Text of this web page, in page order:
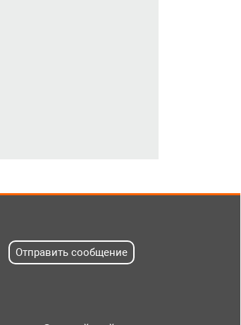
Отправить сообщение